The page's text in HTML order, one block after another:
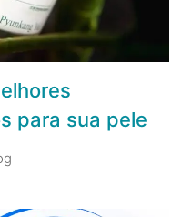
para sua pele